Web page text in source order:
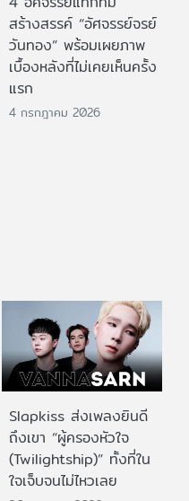
สร้างสรรค์ “อัศจรรย์จรย์
วันทอง” พร้อมเผยภาพ
เบื้องหลังที่ไม่เคยเห็นครั้ง
แรก
4 กรกฎาคม 2026
Slapkiss ส่งเพลงยินดี
ถึงเขา “ผู้ครองหัวใจ
(Twilightship)” ทั้งที่ใน
ใจเจ็บจนไม่ไหวเลย